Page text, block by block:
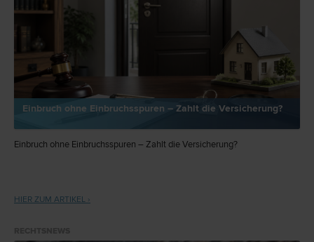
Einbruch ohne Einbruchsspuren – Zahlt die Versicherung?
Einbruch ohne Einbruchsspuren – Zahlt die Versicherung?
HIER ZUM ARTIKEL ›